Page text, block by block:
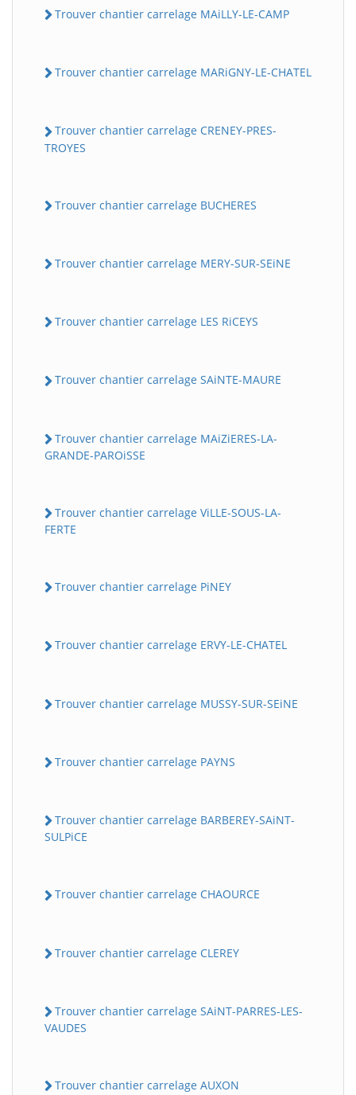
Trouver chantier carrelage MAiLLY-LE-CAMP
Trouver chantier carrelage MARiGNY-LE-CHATEL
Trouver chantier carrelage CRENEY-PRES-
TROYES
Trouver chantier carrelage BUCHERES
Trouver chantier carrelage MERY-SUR-SEiNE
Trouver chantier carrelage LES RiCEYS
Trouver chantier carrelage SAiNTE-MAURE
Trouver chantier carrelage MAiZiERES-LA-
GRANDE-PAROiSSE
Trouver chantier carrelage ViLLE-SOUS-LA-
FERTE
Trouver chantier carrelage PiNEY
Trouver chantier carrelage ERVY-LE-CHATEL
Trouver chantier carrelage MUSSY-SUR-SEiNE
Trouver chantier carrelage PAYNS
Trouver chantier carrelage BARBEREY-SAiNT-
SULPiCE
Trouver chantier carrelage CHAOURCE
Trouver chantier carrelage CLEREY
Trouver chantier carrelage SAiNT-PARRES-LES-
VAUDES
Trouver chantier carrelage AUXON